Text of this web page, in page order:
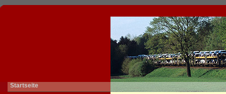
Startseite